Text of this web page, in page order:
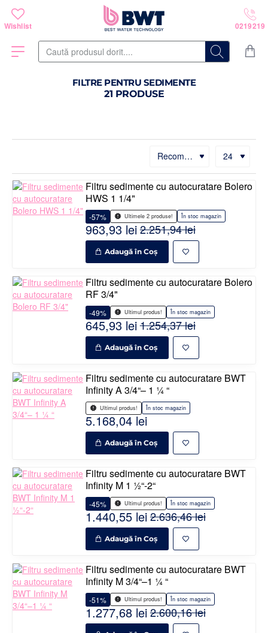
Caută
FILTRE PENTRU SEDIMENTE
21 PRODUSE
Filtru sedimente cu autocuratare Bolero
HWS 1 1/4"
Ultimele 2 produse! În stoc magazin
-57%
963,93 lei2.251,94 lei
Adaugă în Coş
Filtru sedimente cu autocuratare Bolero
RF 3/4"
Ultimul produs! În stoc magazin
-49%
645,93 lei1.254,37 lei
Adaugă în Coş
Filtru sedimente cu autocuratare BWT
Infinity A 3/4“– 1 ¼ “
Ultimul produs! În stoc magazin
5.168,04 lei
Adaugă în Coş
Filtru sedimente cu autocuratare BWT
Infinity M 1 ½“-2“
Ultimul produs! În stoc magazin
-45%
1.440,55 lei2.636,46 lei
Adaugă în Coş
Filtru sedimente cu autocuratare BWT
Infinity M 3/4“–1 ¼ “
Ultimul produs! În stoc magazin
-51%
1.277,68 lei2.600,16 lei